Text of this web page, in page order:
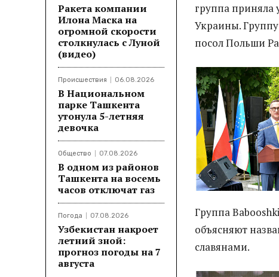
Ракета компании
Илона Маска на
огромной скорости
столкнулась с Луной
(видео)
Происшествия 06.08.2026
В Национальном
парке Ташкента
утонула 5-летняя
девочка
Общество 07.08.2026
В одном из районов
Ташкента на восемь
часов отключат газ
Погода 07.08.2026
Узбекистан накроет
летний зной:
прогноз погоды на 7
августа
группа приняла
Украины.
посол Польши
Группа
объясняют
славянами.